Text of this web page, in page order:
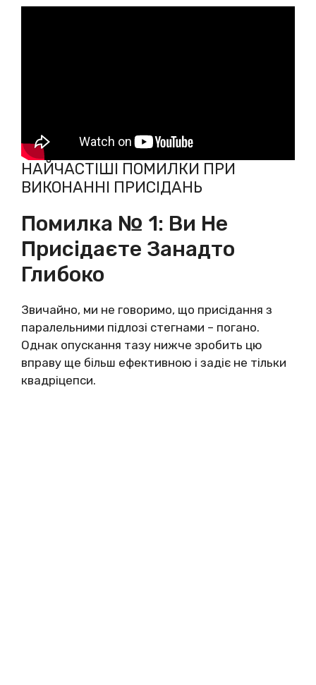
НАЙЧАСТІШІ ПОМИЛКИ ПРИ
ВИКОНАННІ ПРИСІДАНЬ
Помилка № 1: Ви Не
Присідаєте Занадто
Глибоко
Звичайно, ми не говоримо, що присідання з
паралельними підлозі стегнами – погано.
Однак опускання тазу нижче зробить цю
вправу ще більш ефективною і задіє не тільки
квадріцепси.